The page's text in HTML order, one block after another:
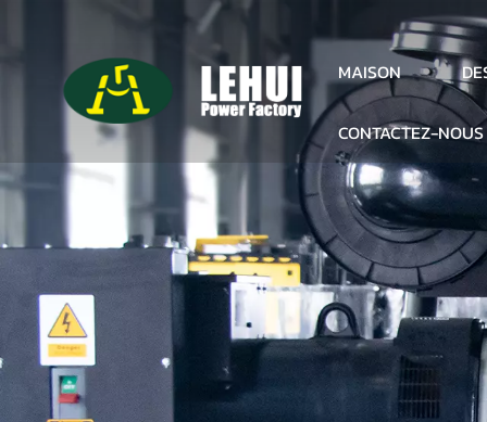
MAISON
CONTACTEZ-NOUS